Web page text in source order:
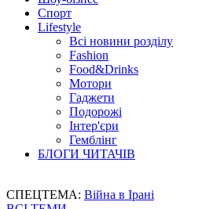
Спорт
Lifestyle
Всі новини розділу
Fashion
Food&Drinks
Мотори
Гаджети
Подорожі
Інтер'єри
Гемблінг
БЛОГИ ЧИТАЧІВ
СПЕЦТЕМА: Війна в Ірані